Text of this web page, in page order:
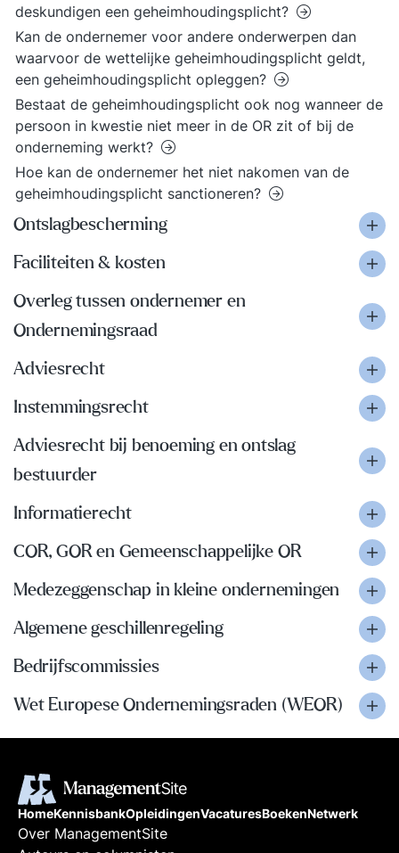
deskundigen een geheimhoudingsplicht?
Kan de ondernemer voor andere onderwerpen dan
waarvoor de wettelijke geheimhoudingsplicht geldt,
een geheimhoudingsplicht opleggen?
Bestaat de geheimhoudingsplicht ook nog wanneer de
persoon in kwestie niet meer in de OR zit of bij de
onderneming werkt?
Hoe kan de ondernemer het niet nakomen van de
geheimhoudingsplicht sanctioneren?
Ontslagbescherming
Faciliteiten & kosten
Overleg tussen ondernemer en
Ondernemingsraad
Adviesrecht
Instemmingsrecht
Adviesrecht bij benoeming en ontslag
bestuurder
Informatierecht
COR, GOR en Gemeenschappelijke OR
Medezeggenschap in kleine ondernemingen
Algemene geschillenregeling
Bedrijfscommissies
Wet Europese Ondernemingsraden (WEOR)
HomeKennisbankOpleidingenVacaturesBoekenNetwerk
Over ManagementSite